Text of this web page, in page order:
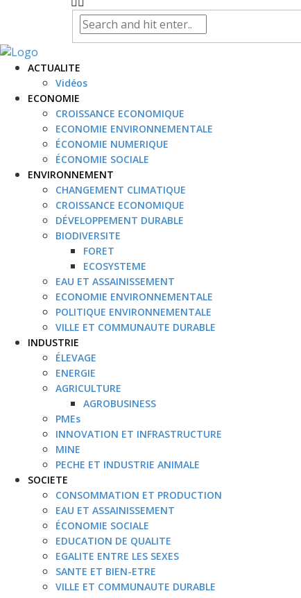
ACTUALITE
Vidéos
ECONOMIE
CROISSANCE ECONOMIQUE
ECONOMIE ENVIRONNEMENTALE
ÉCONOMIE NUMERIQUE
ÉCONOMIE SOCIALE
ENVIRONNEMENT
CHANGEMENT CLIMATIQUE
CROISSANCE ECONOMIQUE
DÉVELOPPEMENT DURABLE
BIODIVERSITE
FORET
ECOSYSTEME
EAU ET ASSAINISSEMENT
ECONOMIE ENVIRONNEMENTALE
POLITIQUE ENVIRONNEMENTALE
VILLE ET COMMUNAUTE DURABLE
INDUSTRIE
ÉLEVAGE
ENERGIE
AGRICULTURE
AGROBUSINESS
PMEs
INNOVATION ET INFRASTRUCTURE
MINE
PECHE ET INDUSTRIE ANIMALE
SOCIETE
CONSOMMATION ET PRODUCTION
EAU ET ASSAINISSEMENT
ÉCONOMIE SOCIALE
EDUCATION DE QUALITE
EGALITE ENTRE LES SEXES
SANTE ET BIEN-ETRE
VILLE ET COMMUNAUTE DURABLE